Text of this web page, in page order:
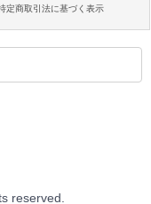
定商取引法に基づく表示
reserved.